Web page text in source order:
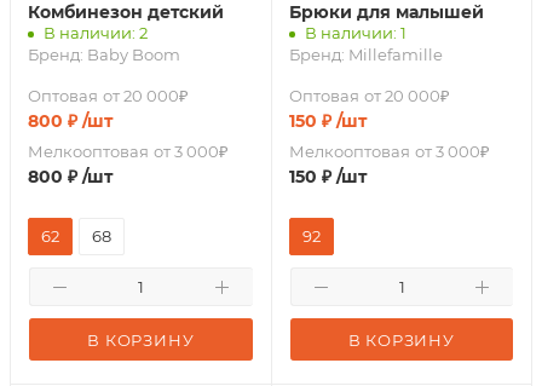
Комбинезон детский
В наличии: 2
Бренд: Baby Boom
Оптовая от 20 000₽
800 ₽ /шт
Мелкооптовая от 3 000₽
800 ₽ /шт
В КОРЗИНУ
62 68
Брюки для малышей
В наличии: 1
Бренд: Millefamille
Оптовая от 20 000₽
150 ₽ /шт
Мелкооптовая от 3 000₽
150 ₽ /шт
В КОРЗИНУ
92